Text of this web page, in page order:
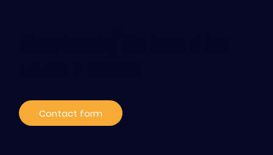
Contact form